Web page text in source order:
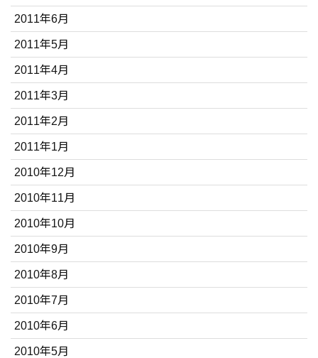
2011年6月
2011年5月
2011年4月
2011年3月
2011年2月
2011年1月
2010年12月
2010年11月
2010年10月
2010年9月
2010年8月
2010年7月
2010年6月
2010年5月